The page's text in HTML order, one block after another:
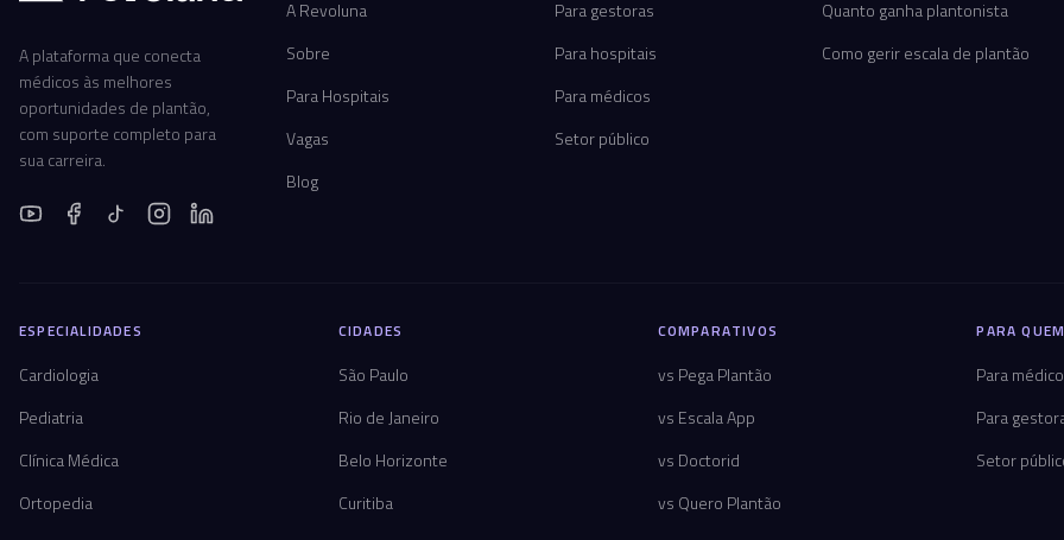
A plataforma que conecta
médicos às melhores
oportunidades de plantão,
com suporte completo para
sua carreira.
A Revoluna
Sobre
Para Hospitais
Vagas
Blog
Para gestoras
Para hospitais
Para médicos
Setor público
Quanto ganha plantonista
Como gerir escala de plantão
ESPECIALIDADES
Cardiologia
Pediatria
Clínica Médica
Ortopedia
CIDADES
São Paulo
Rio de Janeiro
Belo Horizonte
Curitiba
COMPARATIVOS
vs Pega Plantão
vs Escala App
vs Doctorid
vs Quero Plantão
PARA
Para
Para
Setor